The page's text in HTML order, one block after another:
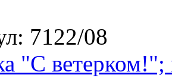
7122/08
"С